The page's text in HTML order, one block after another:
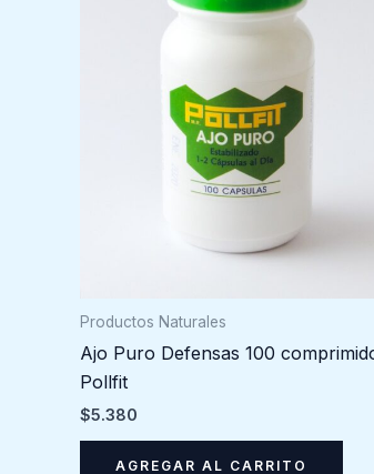
Productos Naturales
Ajo Puro Defensas 100
Pollfit
$5.380
AGREGAR AL CARRITO